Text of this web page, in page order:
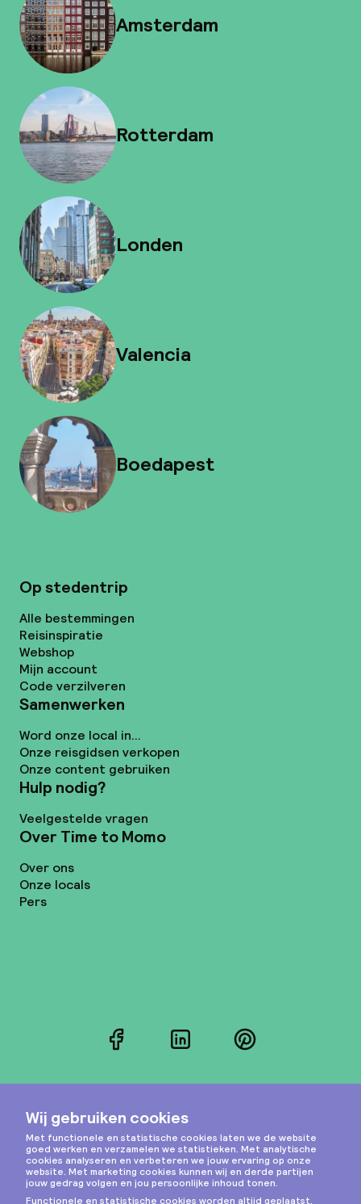
Amsterdam
Rotterdam
Londen
Valencia
Boedapest
Op stedentrip
Alle bestemmingen
Reisinspiratie
Webshop
Mijn account
Code verzilveren
Samenwerken
Word onze local in...
Onze reisgidsen verkopen
Onze content gebruiken
Hulp nodig?
Veelgestelde vragen
Over Time to Momo
Over ons
Onze locals
Pers
FacebookLinkedInPinterest
Instagram